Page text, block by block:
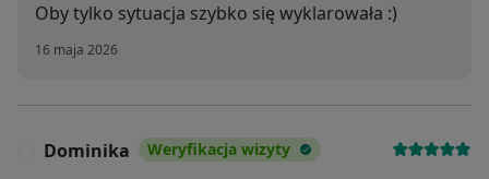
Oby tylko sytuacja szybko się wyklarowała :)
16 maja 2026
Dominika Weryfikacja wizyty